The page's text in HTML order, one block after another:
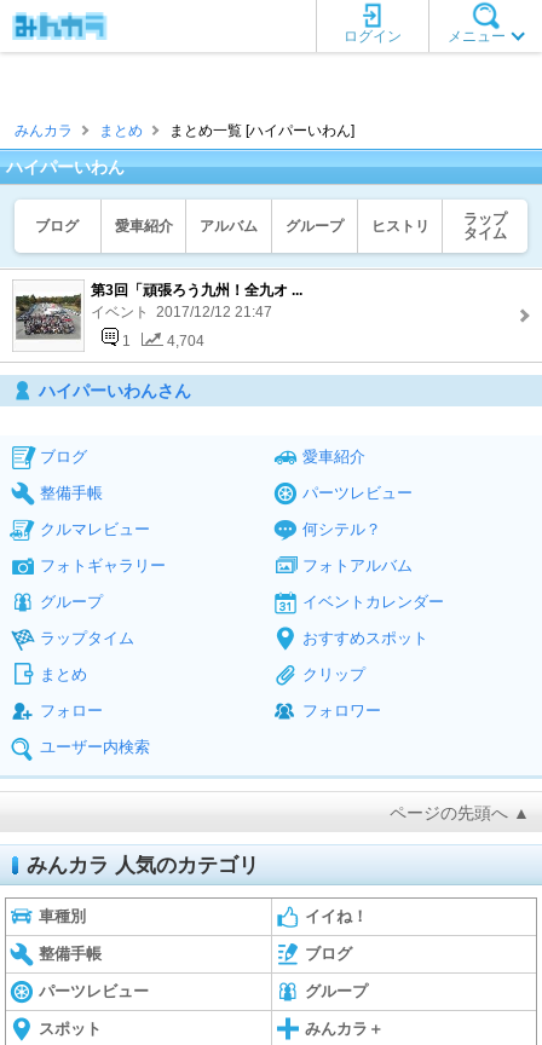
メニュー
ログイン
みんカラ まとめ まとめ一覧 [ハイパーいわん]
ハイパーいわん
ブログ 愛車紹介 アルバム グループ ヒストリ
ラップ
タイム
第3回「頑張ろう九州！全九オ ...
イベント 2017/12/12 21:47
1
4,704
ハイパーいわんさん
ブログ
愛車紹介
整備手帳
パーツレビュー
クルマレビュー
何シテル？
フォトギャラリー
フォトアルバム
グループ
イベントカレンダー
ラップタイム
おすすめスポット
まとめ
クリップ
フォロー
フォロワー
ユーザー内検索
ページの先頭へ ▲
みんカラ 人気のカテゴリ
車種別 イイね！
整備手帳 ブログ
パーツレビュー グループ
スポット みんカラ＋